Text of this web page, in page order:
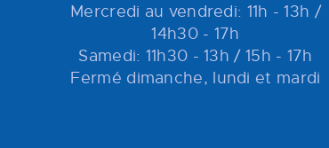
Mercredi au vendredi: 11h - 13h /
14h30 - 17h
Samedi: 11h30 - 13h / 15h - 17h
Fermé dimanche, lundi et mardi